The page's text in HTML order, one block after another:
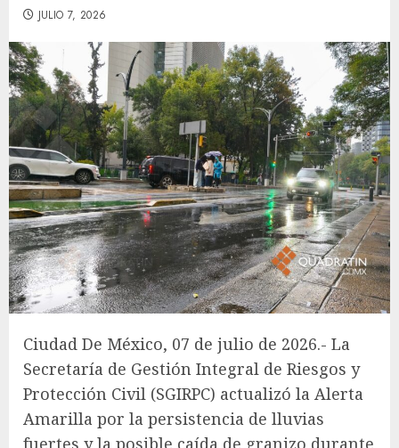
JULIO 7, 2026
Ciudad De México, 07 de julio de 2026.- La
Secretaría de Gestión Integral de Riesgos y
Protección Civil (SGIRPC) actualizó la Alerta
Amarilla por la persistencia de lluvias
fuertes y la posible caída de granizo durante